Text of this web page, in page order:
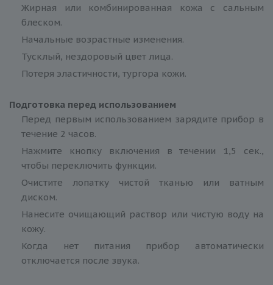
Жирная или комбинированная кожа с сальным
блеском.
Начальные возрастные изменения.
Тусклый, нездоровый цвет лица.
Потеря эластичности, тургора кожи.
Подготовка перед использованием
Перед первым использованием зарядите прибор в
течение 2 часов.
Нажмите кнопку включения в течении 1,5 сек.,
чтобы переключить функции.
Очистите лопатку чистой тканью или ватным
диском.
Нанесите очищающий раствор или чистую воду на
кожу.
Когда нет питания прибор автоматически
отключается после звука.